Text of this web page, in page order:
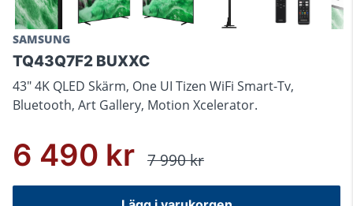
SAMSUNG
TQ43Q7F2 BUXXC
43" 4K QLED Skärm, One UI Tizen WiFi Smart-Tv,
Bluetooth, Art Gallery, Motion Xcelerator.
6 490 kr 7 990 kr